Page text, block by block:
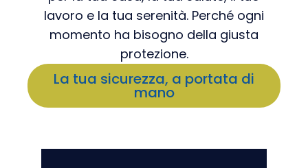
lavoro e la tua serenità. Perché ogni
momento ha bisogno della giusta
protezione.
La tua sicurezza, a portata di
mano